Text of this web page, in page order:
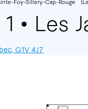
Foy-Sillery-Cap-Rouge
• Les
G1V 4J7